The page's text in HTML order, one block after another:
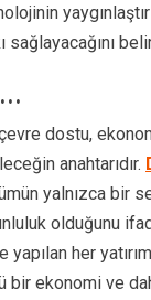
sağlayacağını
dostu,
anahtarıdır.
yalnızca bir
olduğunu
her
bir ekonomi ve